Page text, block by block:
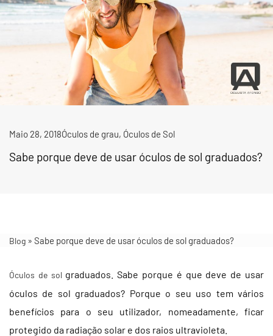
Maio 28, 2018Óculos de grau, Óculos de Sol
Sabe porque deve de usar óculos de sol graduados?
Blog » Sabe porque deve de usar óculos de sol graduados?
Óculos de sol graduados. Sabe porque é que deve de usar
óculos de sol graduados? Porque o seu uso tem vários
benefícios para o seu utilizador, nomeadamente, ficar
protegido da radiação solar e dos raios ultravioleta.